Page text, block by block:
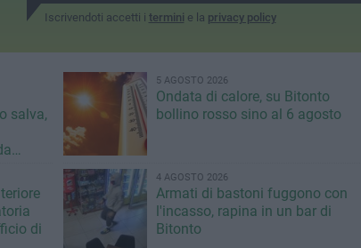
Iscrivendoti accetti i termini e la privacy policy
salva,
5 AGOSTO 2026
Ondata di calore, su Bitonto
bollino rosso sino al 6 agosto
di
4 AGOSTO 2026
Armati di bastoni fuggono con
l'incasso, rapina in un bar di
Bitonto